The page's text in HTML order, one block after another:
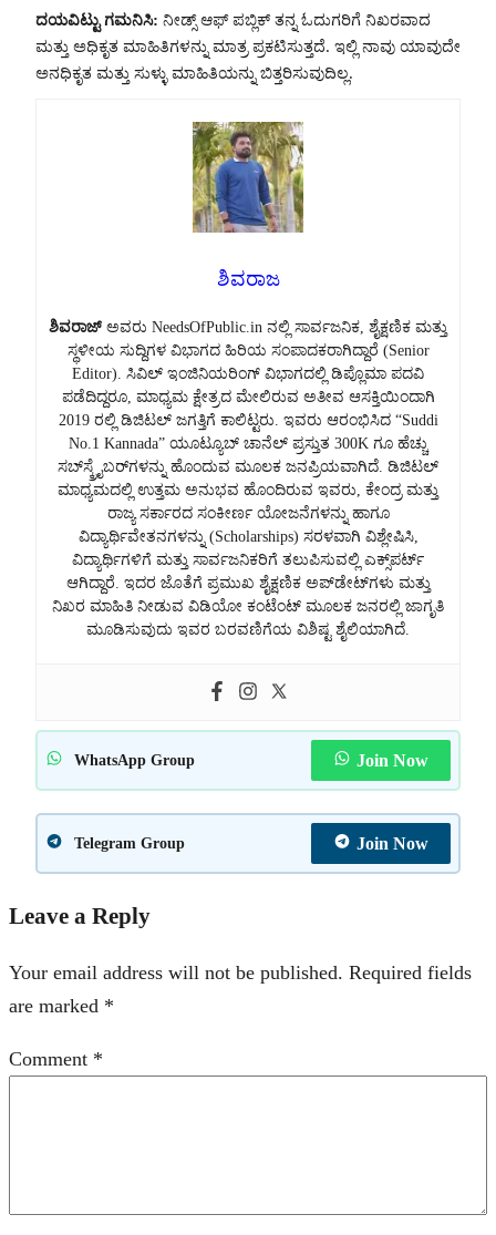
ದಯವಿಟ್ಟು ಗಮನಿಸಿ: ನೀಡ್ಸ್ ಆಫ್ ಪಬ್ಲಿಕ್ ತನ್ನ ಓದುಗರಿಗೆ ನಿಖರವಾದ
ಮತ್ತು ಅಧಿಕೃತ ಮಾಹಿತಿಗಳನ್ನು ಮಾತ್ರ ಪ್ರಕಟಿಸುತ್ತದೆ. ಇಲ್ಲಿ ನಾವು ಯಾವುದೇ
ಅನಧಿಕೃತ ಮತ್ತು ಸುಳ್ಳು ಮಾಹಿತಿಯನ್ನು ಬಿತ್ತರಿಸುವುದಿಲ್ಲ.
ಶಿವರಾಜ
ಶಿವರಾಜ್ಅವರು NeedsOfPublic.in ನಲ್ಲಿ ಸಾರ್ವಜನಿಕ, ಶೈಕ್ಷಣಿಕ ಮತ್ತು
ಸ್ಥಳೀಯ ಸುದ್ದಿಗಳ ವಿಭಾಗದ ಹಿರಿಯ ಸಂಪಾದಕರಾಗಿದ್ದಾರೆ (Senior
Editor). ಸಿವಿಲ್ ಇಂಜಿನಿಯರಿಂಗ್ ವಿಭಾಗದಲ್ಲಿ ಡಿಪ್ಲೊಮಾ ಪದವಿ
ಪಡೆದಿದ್ದರೂ, ಮಾಧ್ಯಮ ಕ್ಷೇತ್ರದ ಮೇಲಿರುವ ಅತೀವ ಆಸಕ್ತಿಯಿಂದಾಗಿ
2019 ರಲ್ಲಿ ಡಿಜಿಟಲ್ ಜಗತ್ತಿಗೆ ಕಾಲಿಟ್ಟರು. ಇವರು ಆರಂಭಿಸಿದ “Suddi
No.1 Kannada” ಯೂಟ್ಯೂಬ್ ಚಾನೆಲ್ ಪ್ರಸ್ತುತ 300K ಗೂ ಹೆಚ್ಚು
ಸಬ್‌ಸ್ಕ್ರೈಬರ್‌ಗಳನ್ನು ಹೊಂದುವ ಮೂಲಕ ಜನಪ್ರಿಯವಾಗಿದೆ. ಡಿಜಿಟಲ್
ಮಾಧ್ಯಮದಲ್ಲಿ ಉತ್ತಮ ಅನುಭವ ಹೊಂದಿರುವ ಇವರು, ಕೇಂದ್ರ ಮತ್ತು
ರಾಜ್ಯ ಸರ್ಕಾರದ ಸಂಕೀರ್ಣ ಯೋಜನೆಗಳನ್ನು ಹಾಗೂ
ವಿದ್ಯಾರ್ಥಿವೇತನಗಳನ್ನು (Scholarships) ಸರಳವಾಗಿ ವಿಶ್ಲೇಷಿಸಿ,
ವಿದ್ಯಾರ್ಥಿಗಳಿಗೆ ಮತ್ತು ಸಾರ್ವಜನಿಕರಿಗೆ ತಲುಪಿಸುವಲ್ಲಿ ಎಕ್ಸ್‌ಪರ್ಟ್
ಆಗಿದ್ದಾರೆ. ಇದರ ಜೊತೆಗೆ ಪ್ರಮುಖ ಶೈಕ್ಷಣಿಕ ಅಪ್‌ಡೇಟ್‌ಗಳು ಮತ್ತು
ನಿಖರ ಮಾಹಿತಿ ನೀಡುವ ವಿಡಿಯೋ ಕಂಟೆಂಟ್ ಮೂಲಕ ಜನರಲ್ಲಿ ಜಾಗೃತಿ
ಮೂಡಿಸುವುದು ಇವರ ಬರವಣಿಗೆಯ ವಿಶಿಷ್ಟ ಶೈಲಿಯಾಗಿದೆ.
WhatsApp Group Join Now
Telegram Group Join Now
Leave a Reply
Your email address will not be published. Required fields
are marked *
Comment *